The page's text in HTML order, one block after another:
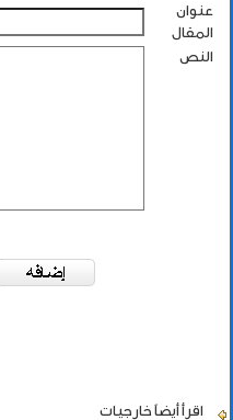
عنوان
المقال
النص
اقرأ أيضاً خارجيات